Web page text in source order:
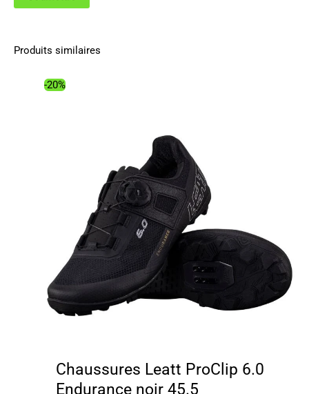
Produits similaires
-20%
Chaussures Leatt ProClip 6.0
Endurance noir 45.5